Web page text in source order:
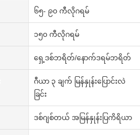
၆၅- ၉၀ ကီလိုဂရမ်
၁၅၀ ကီလိုဂရမ်
ရှေ့ဒစ်ဘရိတ်/နောက်ဒရမ်ဘရိတ်
ဂီယာ ၃ ချက် မြန်နှုန်းပြောင်းလဲ
ခြင်း
ဒစ်ဂျစ်တယ် အမြန်နှုန်းပြကိရိယာ